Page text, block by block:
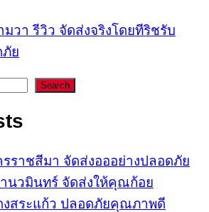
วา รีวิว จัดส่งจริงโดยทีริชรับ
ย
Search
ราชสีมา จัดส่งอออย่างปลอดภัย
านวมินทร์ จัดส่งให้คุณก้อย
สระแก้ว ปลอดภัยคุณภาพดี